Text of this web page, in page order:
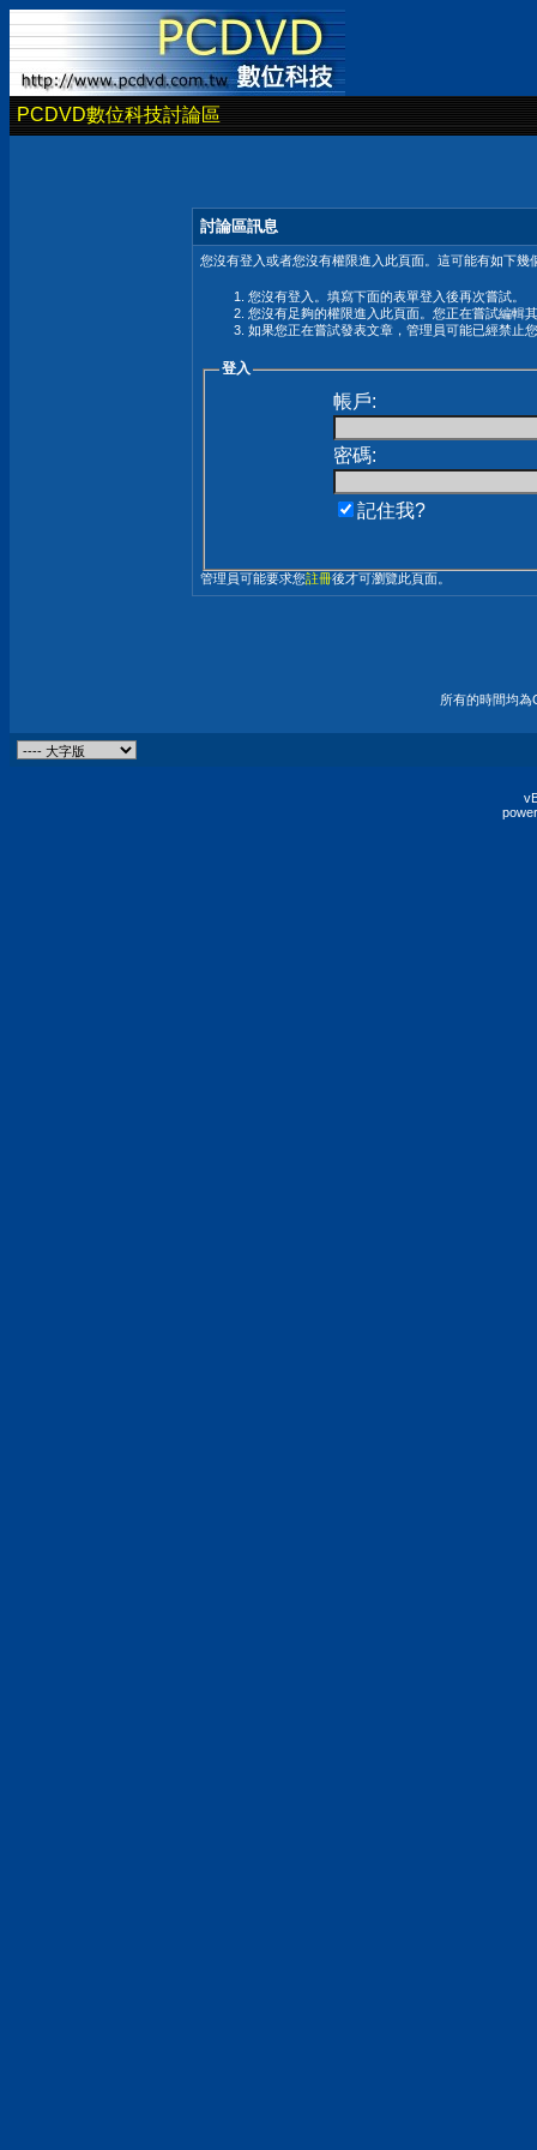
PCDVD數位科技討論區
討論區訊息
您沒有登入或者您沒有權限進入此頁面。這可能有如下幾
您沒有登入。填寫下面的表單登入後再次嘗試。
您沒有足夠的權限進入此頁面。您正在嘗試編輯
如果您正在嘗試發表文章，管理員可能已經禁止
登入
帳戶:
密碼:
記住我?
管理員可能要求您註冊後才可瀏覽此頁面。
所有的時間均為